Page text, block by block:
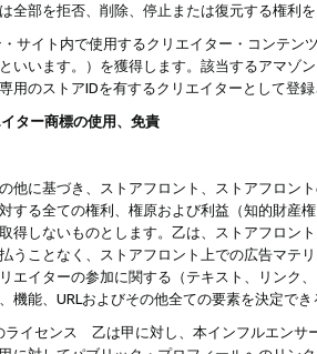
全部を拒否、削除、停止または復元する権利
サイト内で使用するクリエイター・コンテン
いいます。）を獲得します。該当するアマゾ
用のストアIDを有するクリエイターとして登
ター商標の使用、免責
他に基づき、ストアフロント、ストアフロン
する全ての権利、権原および利益（知的財産
得しないものとします。乙は、ストアフロン
うことなく、ストアフロント上での広告マテ
エイターの参加に関する（テキスト、リンク
機能、URLおよびその他全ての要素を決定で
ライセンス 乙は甲に対し、本インフルエンサ